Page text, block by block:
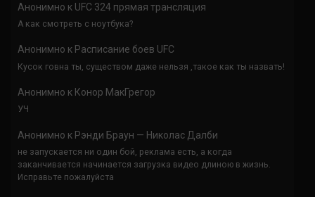
Анонимно к UFC 324 прямая трансляция
А как смотреть с ноутбука?
Анонимно к Расписание боев UFC
Кусок говна ты, существом даже нельзя ,такое как ты назвать!
Анонимно к Конор МакГрегор
УЧ
Анонимно к Рэнди Браун — Николас Далби
не запускается ни один бой, реклама есть, а когда
заканчивается начинается загрузка видео длиною в жизнь.
Исправьте пожалуйста